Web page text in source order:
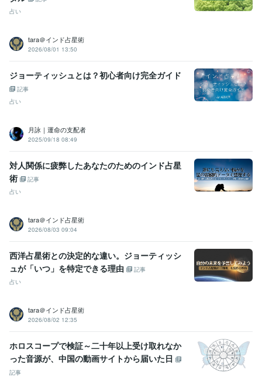
占い
tara＠インド占星術
2026/08/01 13:50
ジョーティッシュとは？初心者向け完全ガイド
記事
占い
月詠｜運命の支配者
2025/09/18 08:49
対人関係に疲弊したあなたのためのインド占星
術
記事
占い
tara＠インド占星術
2026/08/03 09:04
西洋占星術との決定的な違い。ジョーティッシ
ュが「いつ」を特定できる理由
記事
占い
tara＠インド占星術
2026/08/02 12:35
ホロスコープで検証～二十年以上受け取れなか
った音源が、中国の動画サイトから届いた日
記事